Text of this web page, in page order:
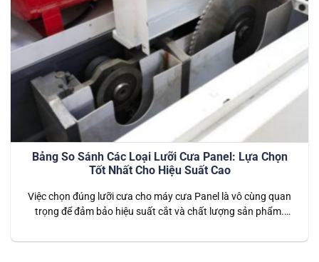
Bảng So Sánh Các Loại Lưỡi Cưa Panel: Lựa Chọn
Tốt Nhất Cho Hiệu Suất Cao
Việc chọn đúng lưỡi cưa cho máy cưa Panel là vô cùng quan
trọng để đảm bảo hiệu suất cắt và chất lượng sản phẩm.
mượt mà mà còn kéo dài tuổi thọ của máy và lưỡi cưa. Bài